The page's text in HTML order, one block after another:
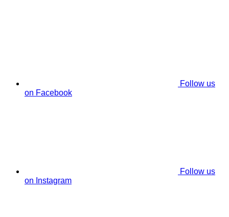
Follow us
on Facebook
Follow us
on Instagram